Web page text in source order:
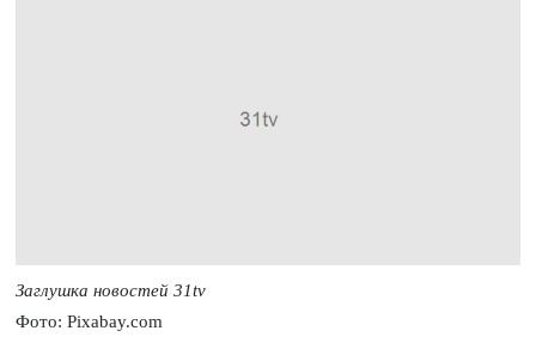
Заглушка новостей 31tv
Фото: Pixabay.com